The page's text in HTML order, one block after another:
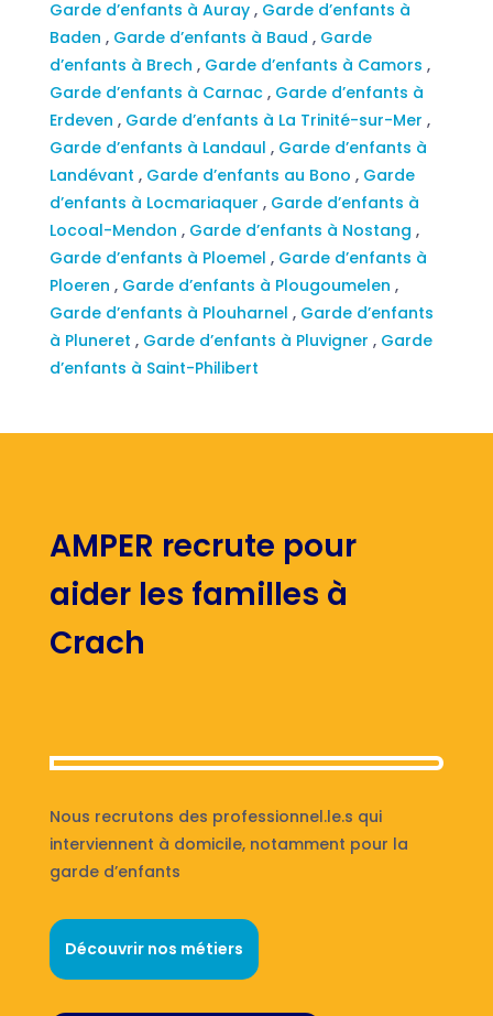
Garde d’enfants à Auray , Garde d’enfants à
Baden , Garde d’enfants à Baud , Garde
d’enfants à Brech , Garde d’enfants à Camors ,
Garde d’enfants à Carnac , Garde d’enfants à
Erdeven , Garde d’enfants à La Trinité-sur-Mer ,
Garde d’enfants à Landaul , Garde d’enfants à
Landévant , Garde d’enfants au Bono , Garde
d’enfants à Locmariaquer , Garde d’enfants à
Locoal-Mendon , Garde d’enfants à Nostang ,
Garde d’enfants à Ploemel , Garde d’enfants à
Ploeren , Garde d’enfants à Plougoumelen ,
Garde d’enfants à Plouharnel , Garde d’enfants
à Pluneret , Garde d’enfants à Pluvigner , Garde
d’enfants à Saint-Philibert
AMPER recrute pour
aider les familles à
Crach
Nous recrutons des professionnel.le.s qui
interviennent à domicile, notamment pour la
garde d’enfants
Découvrir nos métiers